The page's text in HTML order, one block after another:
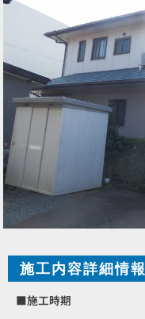
施工内容詳細情報
■施工時期